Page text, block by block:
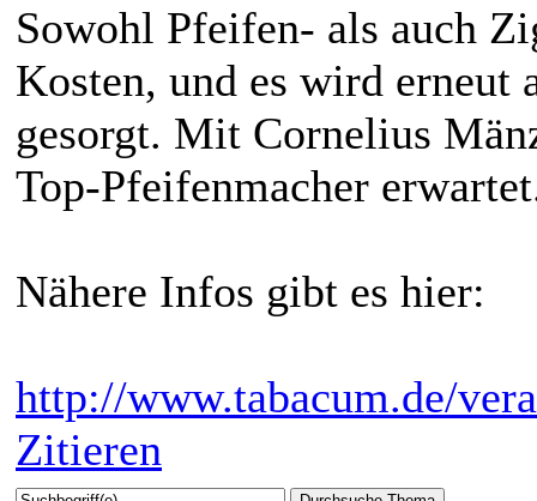
Sowohl Pfeifen- als auch
Kosten, und es wird erneut
gesorgt. Mit Cornelius
Top-Pfeifenmacher
Nähere Infos gibt es hier:
http://www.tabacum.de/
Zitieren